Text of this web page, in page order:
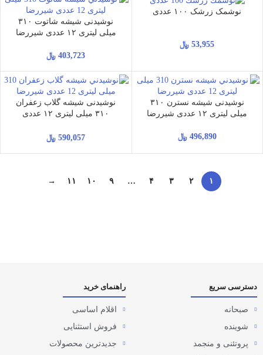
نوشمک زرشک ۱۰۰ عددی
53,955 ﷼
نوشیدنی شیشه شاتوت ۳۱۰
میلی لیتری ۱۲ عددی شیررضا
403,723 ﷼
نوشیدنی شیشه نسترن ۳۱۰
میلی لیتری ۱۲ عددی شیررضا
496,890 ﷼
نوشیدنی شیشه گلاب زعفران
۳۱۰ میلی لیتری ۱۲ عددی
590,057 ﷼
۱ ۲ ۳ ۴ … ۹ ۱۰ ۱۱ →
دسترسی سریع
صبحانه
شوینده
پروتئنی و منجمد
راهنمای خرید
اقلام اساسی
فروش استثنایی
جدیدترین محصولات